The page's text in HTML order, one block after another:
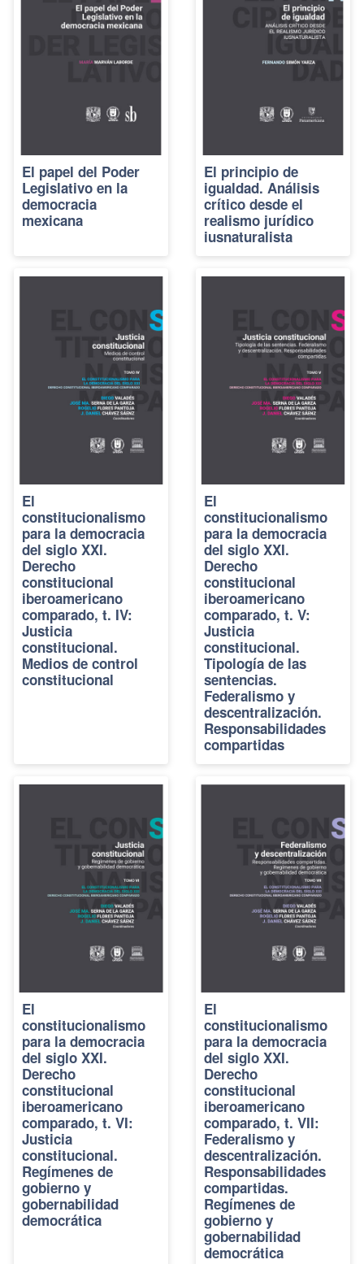
El papel del Poder
Legislativo en la
democracia
mexicana
El principio de
igualdad. Análisis
crítico desde el
realismo jurídico
iusnaturalista
El
constitucionalismo
para la democracia
del siglo XXI.
Derecho
constitucional
iberoamericano
comparado, t. IV:
Justicia
constitucional.
Medios de control
constitucional
El
constitucionalismo
para la democracia
del siglo XXI.
Derecho
constitucional
iberoamericano
comparado, t. V:
Justicia
constitucional.
Tipología de las
sentencias.
Federalismo y
descentralización.
Responsabilidades
compartidas
El
constitucionalismo
para la democracia
del siglo XXI.
Derecho
constitucional
iberoamericano
comparado, t. VI:
Justicia
constitucional.
Regímenes de
gobierno y
gobernabilidad
democrática
El
constitucionalismo
para la democracia
del siglo XXI.
Derecho
constitucional
iberoamericano
comparado, t. VII:
Federalismo y
descentralización.
Responsabilidades
compartidas.
Regímenes de
gobierno y
gobernabilidad
democrática